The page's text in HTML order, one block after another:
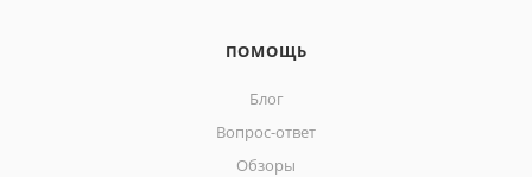
ПОМОЩЬ
Блог
Вопрос-ответ
Обзоры